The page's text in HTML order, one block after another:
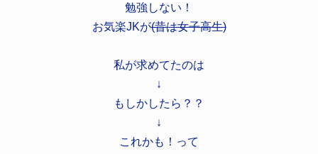
勉強しない！
お気楽JKが(昔は女子高生)
私が求めてたのは
↓
もしかしたら？？
↓
これかも！って